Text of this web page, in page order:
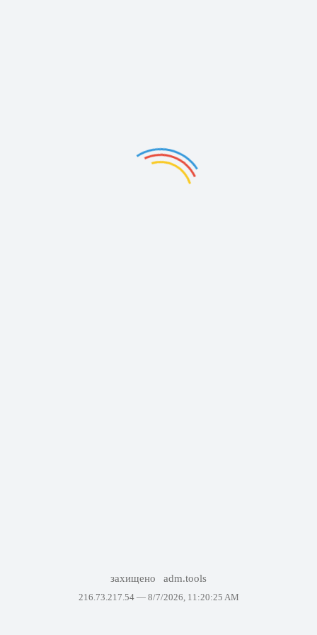
захищено adm.tools
216.73.217.54 — 8/7/2026, 11:20:25 AM